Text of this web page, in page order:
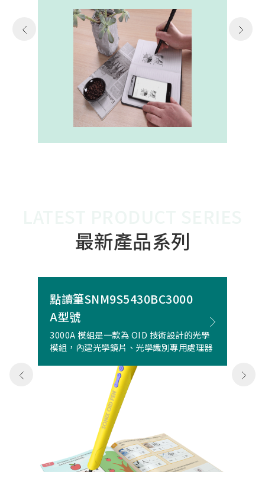
置開發。模組在保持小型化的同時，
延伸了可用物距範圍，使其能在離紙
面更遠的位置仍精確讀取碼點，同時
內建的高幀率SoC，能確保書寫筆跡
的連續與準確。 透過4000A模組能有
效縮短客戶開發週期，並確保在小型
裝置中仍維持高精度與穩定度，讓產
品能夠以最自然的方式，將紙本與數
位內容緊密連結。
最新產品系列
點讀筆SNM9S5430BC3000
A型號
3000A 模組是一款為 OID 技術設計的光學
模組，內建光學鏡片、光學識別專用處理器